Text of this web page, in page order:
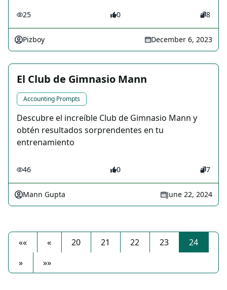
25 0 8
Pizboy December 6, 2023
El Club de Gimnasio Mann
Accounting Prompts
Descubre el increíble Club de Gimnasio Mann y
obtén resultados sorprendentes en tu
entrenamiento
46 0 7
Mann Gupta June 22, 2024
«« « 20 21 22 23
24
»
»»